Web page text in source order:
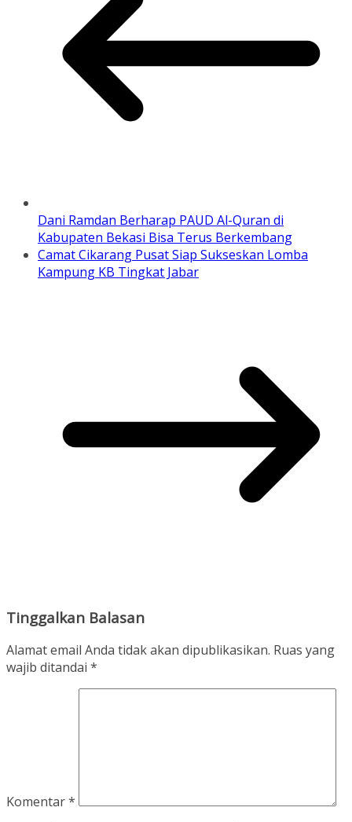
Dani Ramdan Berharap PAUD Al-Quran di
Kabupaten Bekasi Bisa Terus Berkembang
Camat Cikarang Pusat Siap Sukseskan Lomba
Kampung KB Tingkat Jabar
Tinggalkan Balasan
Alamat email Anda tidak akan dipublikasikan. Ruas yang
wajib ditandai *
Komentar*